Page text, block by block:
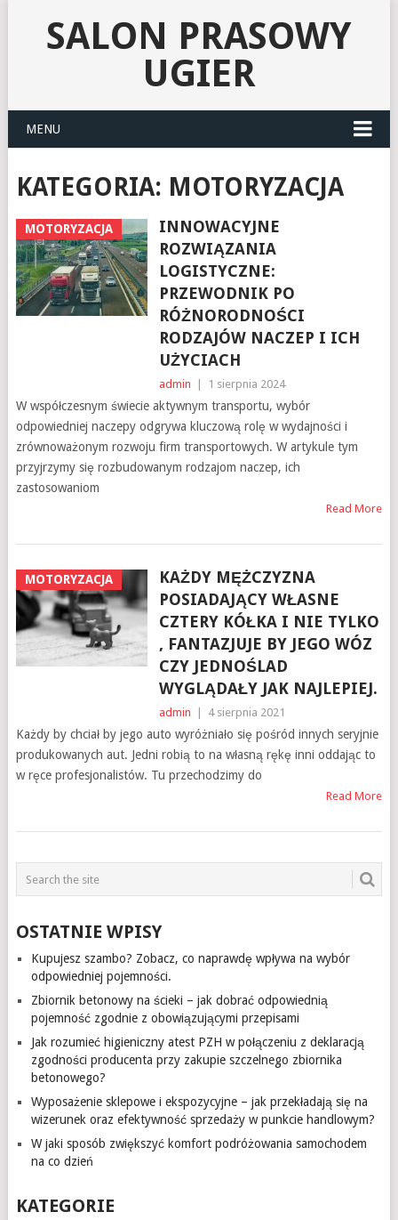
SALON PRASOWY
UGIER
MENU
KATEGORIA: MOTORYZACJA
MOTORYZACJA
INNOWACYJNE
ROZWIĄZANIA
LOGISTYCZNE:
PRZEWODNIK PO
RÓŻNORODNOŚCI
RODZAJÓW NACZEP I ICH
UŻYCIACH
admin 1 sierpnia 2024
W współczesnym świecie aktywnym transportu, wybór
odpowiedniej naczepy odgrywa kluczową rolę w wydajności i
zrównoważonym rozwoju firm transportowych. W artykule tym
przyjrzymy się rozbudowanym rodzajom naczep, ich
zastosowaniom
Read More
MOTORYZACJA
KAŻDY MĘŻCZYZNA
POSIADAJĄCY WŁASNE
CZTERY KÓŁKA I NIE TYLKO
, FANTAZJUJE BY JEGO WÓZ
CZY JEDNOŚLAD
WYGLĄDAŁY JAK NAJLEPIEJ.
admin 4 sierpnia 2021
Każdy by chciał by jego auto wyróżniało się pośród innych seryjnie
produkowanych aut. Jedni robią to na własną rękę inni oddając to
w ręce profesjonalistów. Tu przechodzimy do
Read More
OSTATNIE WPISY
Kupujesz szambo? Zobacz, co naprawdę wpływa na wybór
odpowiedniej pojemności.
Zbiornik betonowy na ścieki – jak dobrać odpowiednią
pojemność zgodnie z obowiązującymi przepisami
Jak rozumieć higieniczny atest PZH w połączeniu z deklaracją
zgodności producenta przy zakupie szczelnego zbiornika
betonowego?
Wyposażenie sklepowe i ekspozycyjne – jak przekładają się na
wizerunek oraz efektywność sprzedaży w punkcie handlowym?
W jaki sposób zwiększyć komfort podróżowania samochodem
na co dzień
KATEGORIE